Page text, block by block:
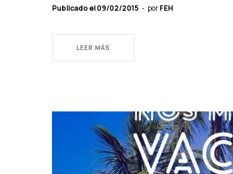
Publicado el09/02/2015 porFEH
LEER MÁS